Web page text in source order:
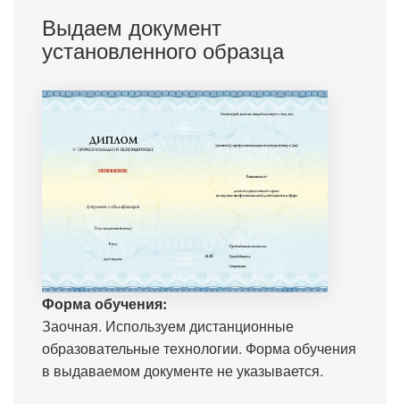
Выдаем документ
установленного образца
Форма обучения:
Заочная. Используем дистанционные
образовательные технологии. Форма обучения
в выдаваемом документе не указывается.